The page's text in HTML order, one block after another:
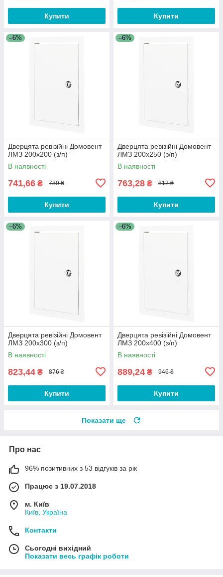
Купити Купити
–6%
Дверцята ревізійні Домовент
ЛМЗ 200х200 (з/п)
В наявності
741,66 ₴ 789 ₴
Купити
–6%
Дверцята ревізійні Домовент
ЛМЗ 200х250 (з/п)
В наявності
763,28 ₴ 812 ₴
Купити
–6%
Дверцята ревізійні Домовент
ЛМЗ 200х300 (з/п)
В наявності
823,44 ₴ 876 ₴
Купити
–6%
Дверцята ревізійні Домовент
ЛМЗ 200х400 (з/п)
В наявності
889,24 ₴ 946 ₴
Купити
Показати ще
Про нас
96% позитивних з 53 відгуків за рік
Працює з 19.07.2018
м. Київ
Київ, Україна
Контакти
Сьогодні вихідний
Показати весь графік роботи